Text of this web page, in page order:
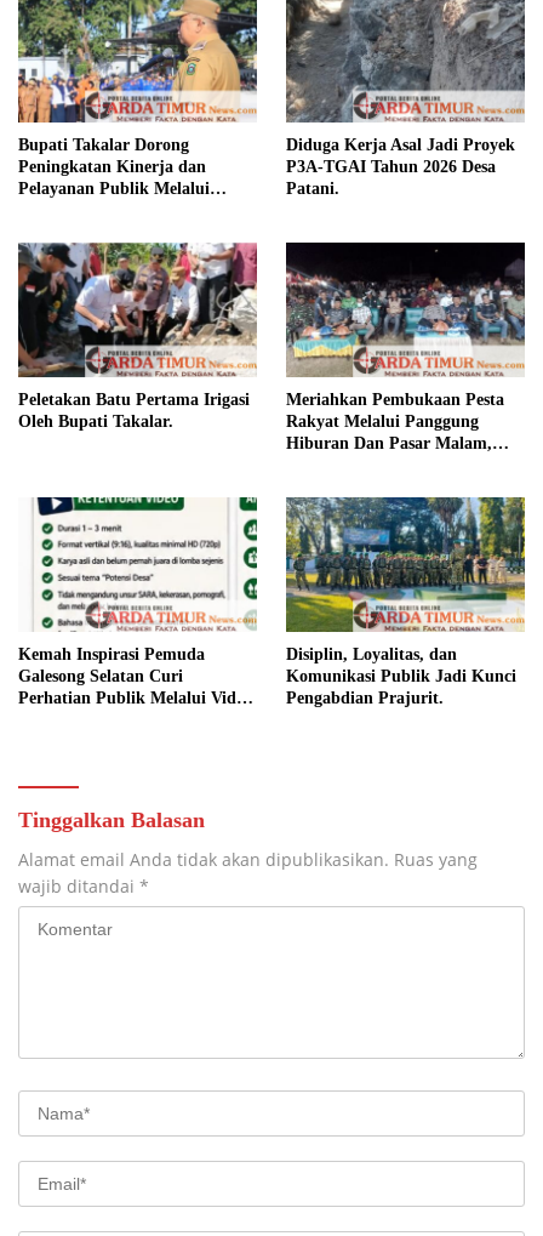
Bupati Takalar Dorong
Peningkatan Kinerja dan
Pelayanan Publik Melalui
Diduga Kerja Asal Jadi Proyek
P3A-TGAI Tahun 2026 Desa
Patani.
Peletakan Batu Pertama Irigasi
Oleh Bupati Takalar.
Meriahkan Pembukaan Pesta
Rakyat Melalui Panggung
Hiburan Dan Pasar Malam,
Kemah Inspirasi Pemuda
Galesong Selatan Curi
Perhatian Publik Melalui Video
Disiplin, Loyalitas, dan
Komunikasi Publik Jadi Kunci
Pengabdian Prajurit.
Tinggalkan Balasan
Alamat email Anda tidak akan dipublikasikan. Ruas yang
wajib ditandai *